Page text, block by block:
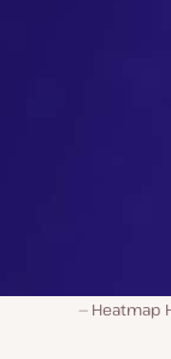
Heatmap